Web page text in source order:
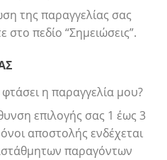
της παραγγελίας σας
πεδίο “Σημειώσεις”.
η παραγγελία μου?
επιλογής σας 1 έως 3
αποστολής ενδέχεται
παραγόντων